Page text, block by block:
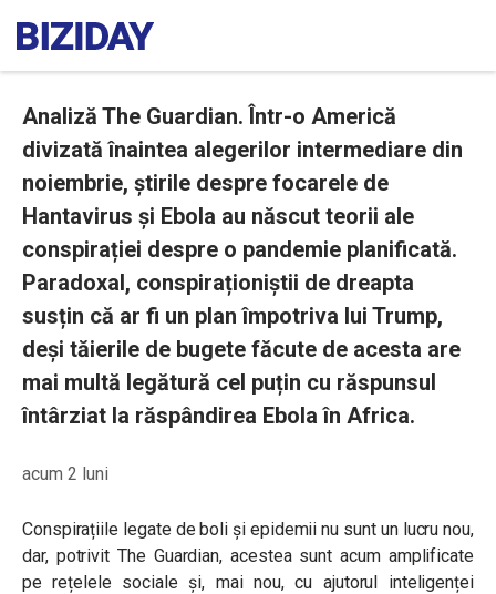
Analiză The Guardian. Într-o Americă
divizată înaintea alegerilor intermediare din
noiembrie, știrile despre focarele de
Hantavirus și Ebola au născut teorii ale
conspirației despre o pandemie planificată.
Paradoxal, conspiraționiștii de dreapta
susțin că ar fi un plan împotriva lui Trump,
deși tăierile de bugete făcute de acesta are
mai multă legătură cel puțin cu răspunsul
întârziat la răspândirea Ebola în Africa.
acum 2 luni
Conspirațiile legate de boli și epidemii nu sunt un lucru nou,
dar, potrivit The Guardian, acestea sunt acum amplificate
pe rețelele sociale și, mai nou, cu ajutorul inteligenței